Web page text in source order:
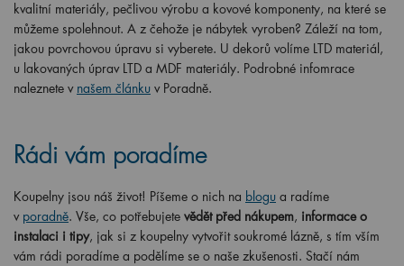
kvalitní materiály, pečlivou výrobu a kovové komponenty, na které se
můžeme spolehnout. A z čehože je nábytek vyroben? Záleží na tom,
jakou povrchovou úpravu si vyberete. U dekorů volíme LTD materiál,
u lakovaných úprav LTD a MDF materiály. Podrobné infomrace
naleznete v našem článku v Poradně.
Rádi vám poradíme
Koupelny jsou náš život! Píšeme o nich na blogu a radíme
v poradně. Vše, co potřebujete vědět před nákupem, informace o
instalaci i tipy, jak si z koupelny vytvořit soukromé lázně, s tím vším
vám rádi poradíme a podělíme se o naše zkušenosti. Stačí nám